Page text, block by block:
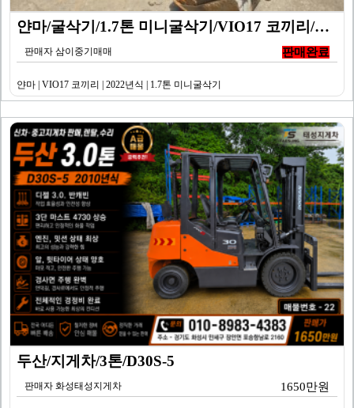
얀마/굴삭기/1.7톤 미니굴삭기/VIO17 코끼리/20…
판매자 삼이중기매매 판매완료
얀마 | VIO17 코끼리 | 2022년식 | 1.7톤 미니굴삭기
두산/지게차/3톤/D30S-5
판매자 화성태성지게차 1650만원